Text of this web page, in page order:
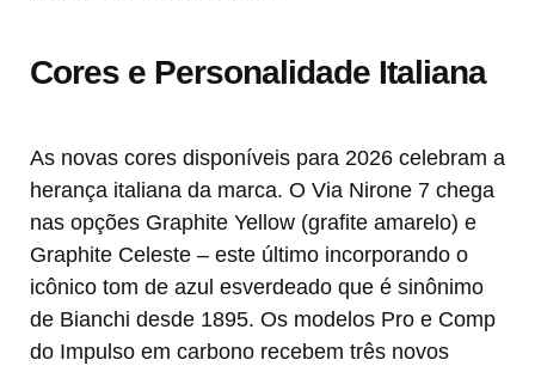
Cores e Personalidade Italiana
As novas cores disponíveis para 2026 celebram a
herança italiana da marca. O Via Nirone 7 chega
nas opções Graphite Yellow (grafite amarelo) e
Graphite Celeste – este último incorporando o
icônico tom de azul esverdeado que é sinônimo
de Bianchi desde 1895. Os modelos Pro e Comp
do Impulso em carbono recebem três novos